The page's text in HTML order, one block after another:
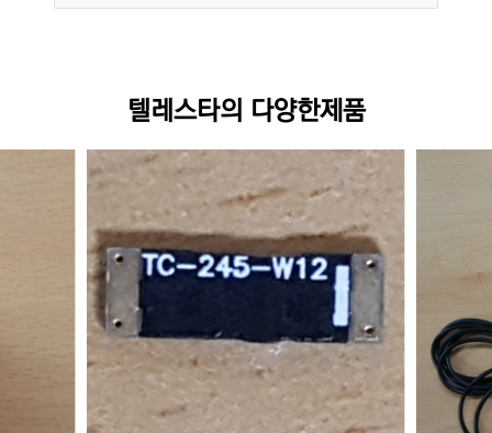
텔레스타의 다양한제품